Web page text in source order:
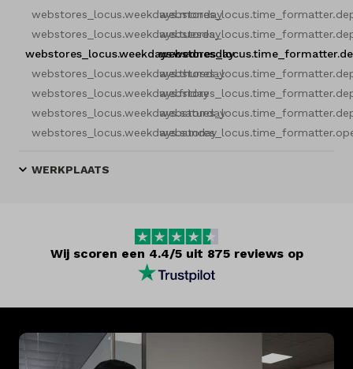
webstores_locus.weekdays.monday
webstores_locus.weekdays.tuesday
webstores_locus.weekdays.wednesday
webstores_locus.weekdays.thursday
webstores_locus.weekdays.friday
webstores_locus.weekdays.saturday
webstores_locus.weekdays.sunday
WERKPLAATS
Wij scoren een 4.4/5 uit 875 reviews op